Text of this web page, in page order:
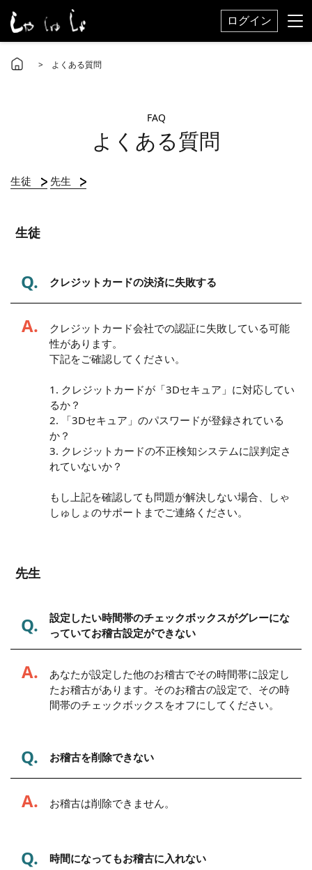
ログイン
> よくある質問
FAQ
よくある質問
生徒 先生
生徒
Q. クレジットカードの決済に失敗する
A.
クレジットカード会社での認証に失敗している可能
性があります。
下記をご確認してください。
1. クレジットカードが「3Dセキュア」に対応してい
るか？
2. 「3Dセキュア」のパスワードが登録されている
か？
3. クレジットカードの不正検知システムに誤判定さ
れていないか？
もし上記を確認しても問題が解決しない場合、しゃ
しゅしょのサポートまでご連絡ください。
先生
Q.
設定したい時間帯のチェックボックスがグレーにな
っていてお稽古設定ができない
A.
あなたが設定した他のお稽古でその時間帯に設定し
たお稽古があります。そのお稽古の設定で、その時
間帯のチェックボックスをオフにしてください。
Q. お稽古を削除できない
A. お稽古は削除できません。
Q. 時間になってもお稽古に入れない